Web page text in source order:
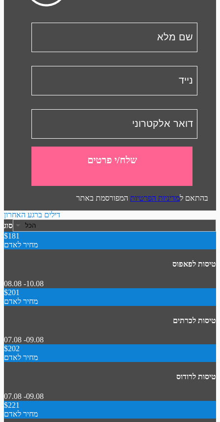
שלח/י פרטים
בהתאם למדיניות הפרטיות המפורסמת באתר
דילים ברגע האחרון
סוג
$181
מחיר לאדם
טיסות לפאפוס
08.08 -10.08
$201
מחיר לאדם
טיסות לכרתים
07.08 -09.08
$202
מחיר לאדם
טיסות לרודוס
07.08 -09.08
$221
מחיר לאדם